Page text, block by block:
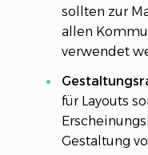
sollten zur
allen
verwendet
für Layouts
Gestaltung